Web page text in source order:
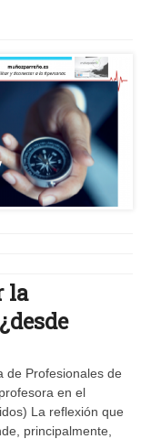
la
de Profesionales de
en el
La reflexión que
principalmente,